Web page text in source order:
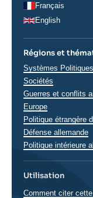
Français
English
Régions et
Thématiques
analyses
Systèmes Politiques
Sociétés
Guerres et conflits
Régions
Europe
Politique étrangère
Défense allemande
Politique intérieure
Utilisation
Comment citer